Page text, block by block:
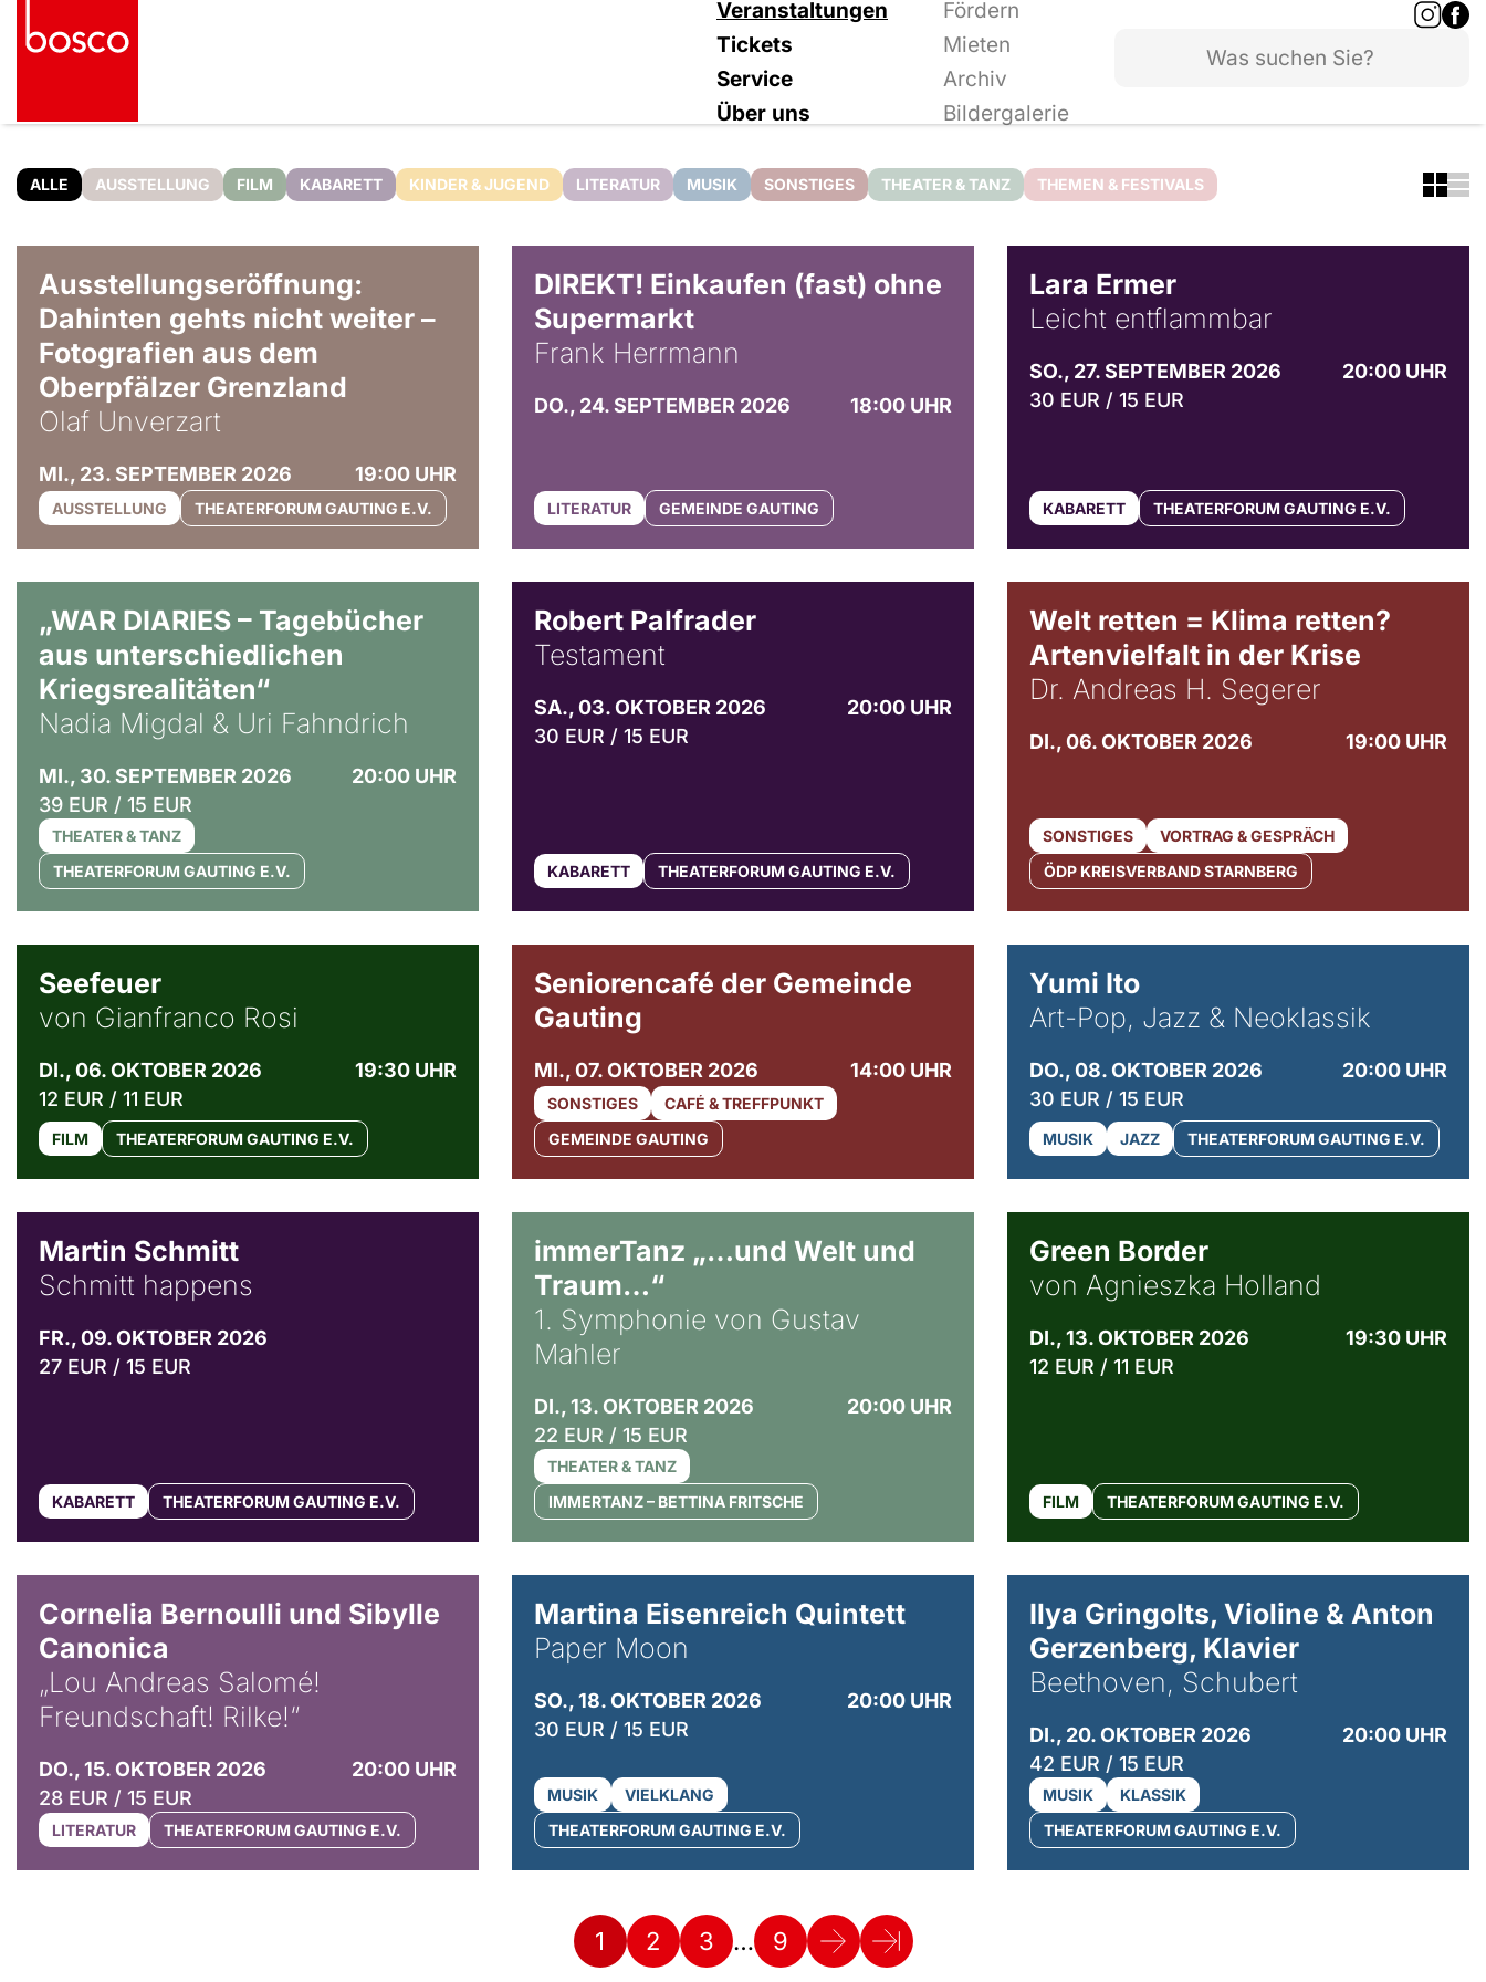
Veranstaltungen
Fördern
Tickets
Mieten
Service
Archiv
Über uns
Bildergalerie
ALLE AUSSTELLUNG FILM KABARETT KINDER & JUGEND LITERATUR MUSIK SONSTIGES THEATER & TANZ THEMEN & FESTIVALS
Ausstellungseröffnung:
Dahinten gehts nicht weiter –
Fotografien aus dem
Oberpfälzer Grenzland
Olaf Unverzart
MI., 23. SEPTEMBER 2026 19:00 UHR
AUSSTELLUNG THEATERFORUM GAUTING E.V.
DIREKT! Einkaufen (fast) ohne
Supermarkt
Frank Herrmann
DO., 24. SEPTEMBER 2026 18:00 UHR
LITERATUR GEMEINDE GAUTING
Lara Ermer
Leicht entflammbar
SO., 27. SEPTEMBER 2026
20:00 UHR
30 EUR / 15 EUR
KABARETT THEATERFORUM GAUTING E.V.
„WAR DIARIES – Tagebücher
aus unterschiedlichen
Kriegsrealitäten“
Nadia Migdal & Uri Fahndrich
MI., 30. SEPTEMBER 2026
20:00 UHR
39 EUR / 15 EUR
THEATER & TANZ
THEATERFORUM GAUTING E.V.
Robert Palfrader
Testament
SA., 03. OKTOBER 2026
20:00 UHR
30 EUR / 15 EUR
KABARETT THEATERFORUM GAUTING E.V.
Welt retten = Klima retten?
Artenvielfalt in der Krise
Dr. Andreas H. Segerer
DI., 06. OKTOBER 2026 19:00 UHR
SONSTIGES
VORTRAG & GESPRÄCH
ÖDP KREISVERBAND STARNBERG
Seefeuer
von Gianfranco Rosi
DI., 06. OKTOBER 2026
19:30 UHR
12 EUR / 11 EUR
FILM THEATERFORUM GAUTING E.V.
Seniorencafé der Gemeinde
Gauting
MI., 07. OKTOBER 2026 14:00 UHR
SONSTIGES
CAFÉ & TREFFPUNKT
GEMEINDE GAUTING
Yumi Ito
Art-Pop, Jazz & Neoklassik
DO., 08. OKTOBER 2026
20:00 UHR
30 EUR / 15 EUR
MUSIK JAZZ THEATERFORUM GAUTING E.V.
Martin Schmitt
Schmitt happens
FR., 09. OKTOBER 2026
27 EUR / 15 EUR
KABARETT THEATERFORUM GAUTING E.V.
immerTanz „…und Welt und
Traum…“
1. Symphonie von Gustav
Mahler
DI., 13. OKTOBER 2026
20:00 UHR
22 EUR / 15 EUR
THEATER & TANZ
IMMERTANZ – BETTINA FRITSCHE
Green Border
von Agnieszka Holland
DI., 13. OKTOBER 2026
19:30 UHR
12 EUR / 11 EUR
FILM THEATERFORUM GAUTING E.V.
Cornelia Bernoulli und Sibylle
Canonica
„Lou Andreas Salomé!
Freundschaft! Rilke!“
DO., 15. OKTOBER 2026
20:00 UHR
28 EUR / 15 EUR
LITERATUR THEATERFORUM GAUTING E.V.
Martina Eisenreich Quintett
Paper Moon
SO., 18. OKTOBER 2026
20:00 UHR
30 EUR / 15 EUR
MUSIK
VIELKLANG
THEATERFORUM GAUTING E.V.
Ilya Gringolts, Violine & Anton
Gerzenberg, Klavier
Beethoven, Schubert
DI., 20. OKTOBER 2026
20:00 UHR
42 EUR / 15 EUR
MUSIK
KLASSIK
THEATERFORUM GAUTING E.V.
1 2 3 … 9